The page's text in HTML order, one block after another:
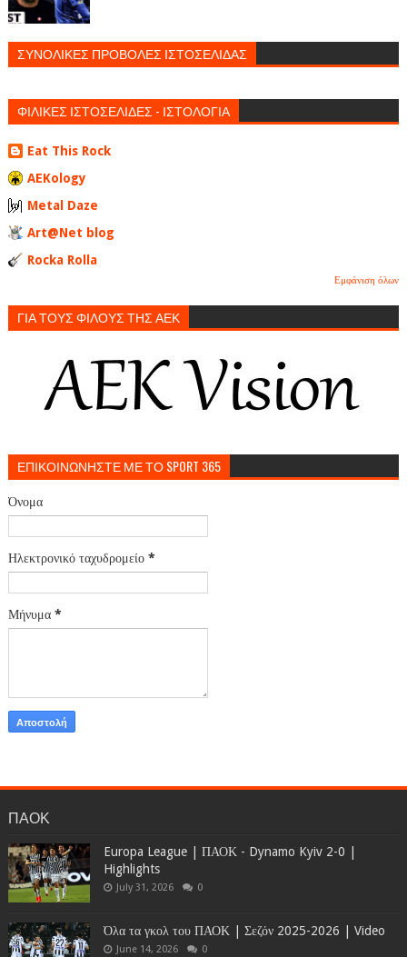
ΣΥΝΟΛΙΚΕΣ ΠΡΟΒΟΛΕΣ ΙΣΤΟΣΕΛΙΔΑΣ
ΦΙΛΙΚΕΣ ΙΣΤΟΣΕΛΙΔΕΣ - ΙΣΤΟΛΟΓΙΑ
Eat This Rock
AEKology
Metal Daze
Art@Net blog
Rocka Rolla
Εμφάνιση όλων
ΓΙΑ ΤΟΥΣ ΦΙΛΟΥΣ ΤΗΣ ΑΕΚ
ΕΠΙΚΟΙΝΩΝΗΣΤΕ ΜΕ ΤΟ SPORT 365
Όνομα
Ηλεκτρονικό ταχυδρομείο *
Μήνυμα *
ΠΑΟΚ
Europa League | ΠΑΟΚ - Dynamo Kyiv 2-0 |
Highlights
July 31, 2026 0
Όλα τα γκολ του ΠΑΟΚ | Σεζόν 2025-2026 | Video
June 14, 2026 0